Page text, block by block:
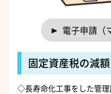
電子申請（
固定資産税の減額
◇長寿命化工事をした管